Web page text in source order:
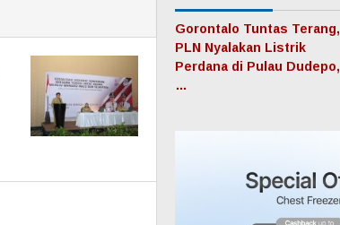
Gorontalo Tuntas Terang,
PLN Nyalakan Listrik
Perdana di Pulau Dudepo,
…